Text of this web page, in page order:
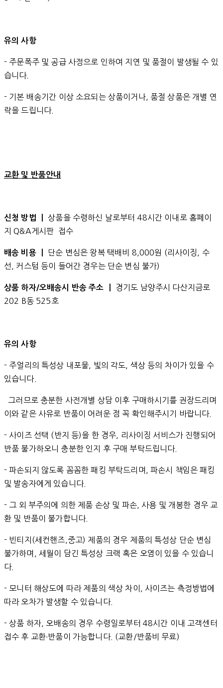
유의 사항
- 주문폭주 및 공급 사정으로 인하여 지연 및 품절이 발생될 수 있
습니다.
- 기본 배송기간 이상 소요되는 상품이거나, 품절 상품은 개별 연
락을 드립니다.
교환 및 반품안내
신청 방법 ㅣ상품을 수령하신 날로부터 48시간 이내로 홈페이
지 Q&A게시판 접수
배송 비용 ㅣ
단순 변심은 왕복 택배비 8,000원 (리사이징, 수
선, 커스텀 등이 들어간 경우는 단순 변심 불가)
상품 하자/오배송시 반송 주소 ㅣ 경기도 남양주시 다산지금로
202 B동 525호
유의 사항
- 주얼리의 특성상 내포물, 빛의 각도, 색상 등의 차이가 있을 수
있습니다.
그러므로 충분한 사전개별 상담 이후 구매하시기를 권장드리며
이와 같은 사유로 반품이 어려운 점 꼭 확인해주시기 바랍니다.
- 사이즈 선택 (반지 등)을 한 경우, 리사이징 서비스가 진행되어
반품 불가하오니 충분한 인지 후 구매 부탁드립니다.
- 파손되지 않도록 꼼꼼한 패킹 부탁드리며, 파손시 책임은 패킹
및 발송자에게 있습니다.
- 그 외 부주의에 의한 제품 손상 및 파손, 사용 및 개봉한 경우 교
환 및 반품이 불가합니다.
- 빈티지(세컨핸즈,중고) 제품의 경우 제품의 특성상 단순 변심
불가하며, 세월이 담긴 특성상 크랙 혹은 오염이 있을 수 있습니
다.
- 모니터 해상도에 따라 제품의 색상 차이, 사이즈는 측정방법에
따라 오차가 발생할 수 있습니다.
- 상품 하자, 오배송의 경우 수령일로부터 48시간 이내 고객센터
접수 후 교환∙반품이 가능합니다. (교환/반품비 무료)